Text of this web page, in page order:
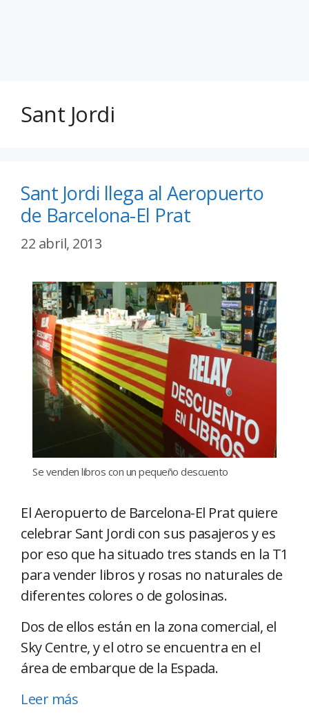
Sant Jordi
Sant Jordi llega al Aeropuerto
de Barcelona-El Prat
22 abril, 2013
Se venden libros con un pequeño descuento
El Aeropuerto de Barcelona-El Prat quiere
celebrar Sant Jordi con sus pasajeros y es
por eso que ha situado tres stands en la T1
para vender libros y rosas no naturales de
diferentes colores o de golosinas.
Dos de ellos están en la zona comercial, el
Sky Centre, y el otro se encuentra en el
área de embarque de la Espada.
Leer más